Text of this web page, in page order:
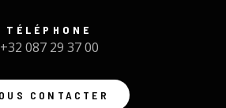
TÉLÉPHONE
+32 087 29 37 00
CONTACTER